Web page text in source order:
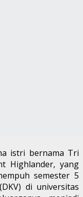
istri bernama Tri
Highlander, yang
semester 5
di universitas